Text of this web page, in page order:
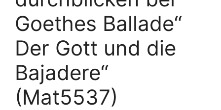
Goethes Ballade“
Der Gott und die
Bajadere“
(Mat5537)